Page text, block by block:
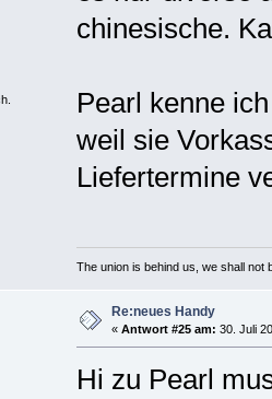
chinesische.
Pearl kenne
weil sie
Liefertermine
The union is behind us, we shall not
Re:neues Handy
« Antwort #25 am: 30. Juli
Hi zu Pearl